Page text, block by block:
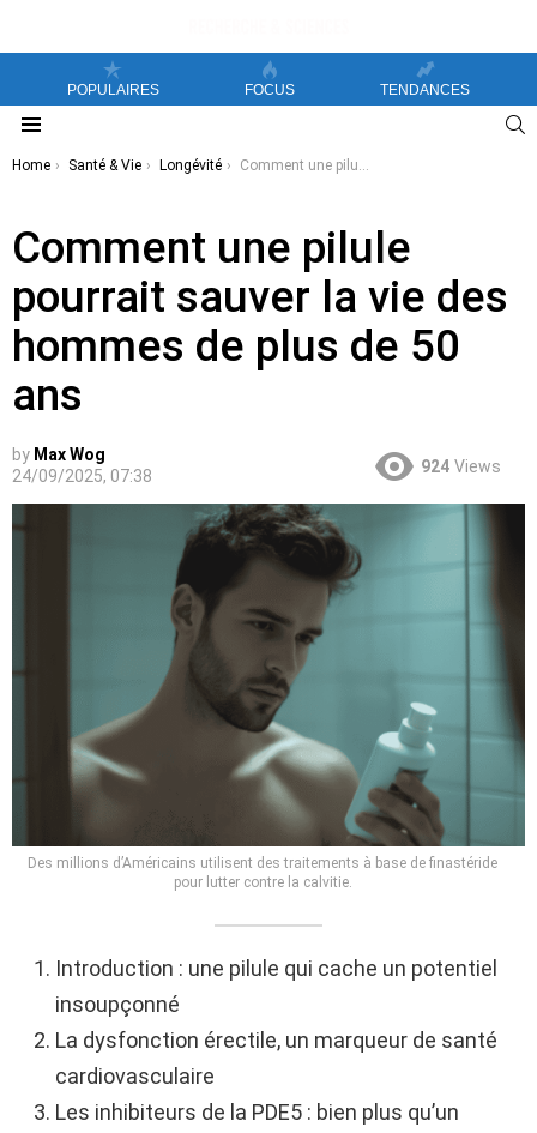
POPULAIRES FOCUS TENDANCES
You are here:
Home Santé & Vie Longévité Comment une pilule pourrait sauver la vie des hommes de plus de 50 ans
Comment une pilule
pourrait sauver la vie des
hommes de plus de 50
ans
by Max Wog
24/09/2025, 07:38
924 Views
Des millions d’Américains utilisent des traitements à base de finastéride
pour lutter contre la calvitie.
Introduction : une pilule qui cache un potentiel
insoupçonné
La dysfonction érectile, un marqueur de santé
cardiovasculaire
Les inhibiteurs de la PDE5 : bien plus qu’un